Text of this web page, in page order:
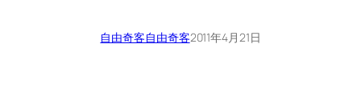
自由奇客自由奇客2011年4月21日